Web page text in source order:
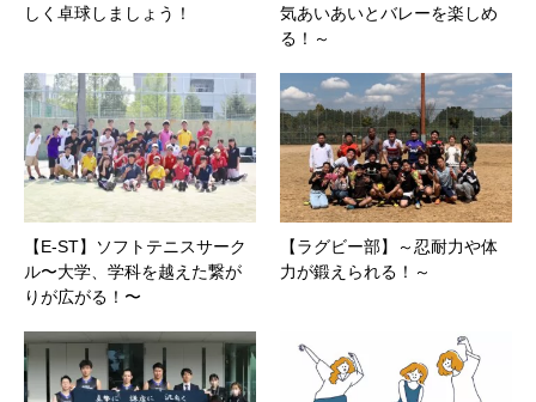
しく卓球しましょう！
気あいあいとバレーを楽しめ
る！～
【E-ST】ソフトテニスサーク
ル〜大学、学科を越えた繋が
りが広がる！〜
【ラグビー部】～忍耐力や体
力が鍛えられる！～